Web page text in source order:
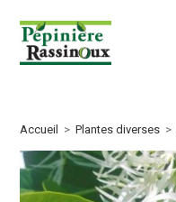
content
Accueil > Plantes diverses >